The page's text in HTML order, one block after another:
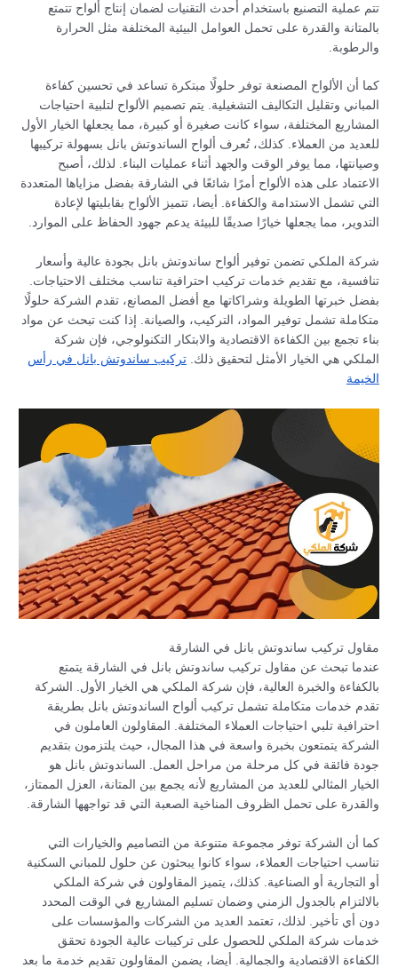
تتم عملية التصنيع باستخدام أحدث التقنيات لضمان إنتاج ألواح تتمتع
بالمتانة والقدرة على تحمل العوامل البيئية المختلفة مثل الحرارة
والرطوبة.
كما أن الألواح المصنعة توفر حلولًا مبتكرة تساعد في تحسين كفاءة
المباني وتقليل التكاليف التشغيلية. يتم تصميم الألواح لتلبية احتياجات
المشاريع المختلفة، سواء كانت صغيرة أو كبيرة، مما يجعلها الخيار الأول
للعديد من العملاء. كذلك، تُعرف ألواح الساندوتش بانل بسهولة تركيبها
وصيانتها، مما يوفر الوقت والجهد أثناء عمليات البناء. لذلك، أصبح
الاعتماد على هذه الألواح أمرًا شائعًا في الشارقة بفضل مزاياها المتعددة
التي تشمل الاستدامة والكفاءة. أيضا، تتميز الألواح بقابليتها لإعادة
التدوير، مما يجعلها خيارًا صديقًا للبيئة يدعم جهود الحفاظ على الموارد.
شركة الملكي تضمن توفير ألواح ساندوتش بانل بجودة عالية وأسعار
تنافسية، مع تقديم خدمات تركيب احترافية تناسب مختلف الاحتياجات.
بفضل خبرتها الطويلة وشراكاتها مع أفضل المصانع، تقدم الشركة حلولًا
متكاملة تشمل توفير المواد، التركيب، والصيانة. إذا كنت تبحث عن مواد
بناء تجمع بين الكفاءة الاقتصادية والابتكار التكنولوجي، فإن شركة
الملكي هي الخيار الأمثل لتحقيق ذلك.تركيب ساندوتش بانل في رأس
الخيمة
مقاول تركيب ساندوتش بانل في الشارقة
عندما تبحث عن مقاول تركيب ساندوتش بانل في الشارقة يتمتع
بالكفاءة والخبرة العالية، فإن شركة الملكي هي الخيار الأول. الشركة
تقدم خدمات متكاملة تشمل تركيب ألواح الساندوتش بانل بطريقة
احترافية تلبي احتياجات العملاء المختلفة. المقاولون العاملون في
الشركة يتمتعون بخبرة واسعة في هذا المجال، حيث يلتزمون بتقديم
جودة فائقة في كل مرحلة من مراحل العمل. الساندوتش بانل هو
الخيار المثالي للعديد من المشاريع لأنه يجمع بين المتانة، العزل الممتاز،
والقدرة على تحمل الظروف المناخية الصعبة التي قد تواجهها الشارقة.
كما أن الشركة توفر مجموعة متنوعة من التصاميم والخيارات التي
تناسب احتياجات العملاء، سواء كانوا يبحثون عن حلول للمباني السكنية
أو التجارية أو الصناعية. كذلك، يتميز المقاولون في شركة الملكي
بالالتزام بالجدول الزمني وضمان تسليم المشاريع في الوقت المحدد
دون أي تأخير. لذلك، تعتمد العديد من الشركات والمؤسسات على
خدمات شركة الملكي للحصول على تركيبات عالية الجودة تحقق
الكفاءة الاقتصادية والجمالية. أيضا، يضمن المقاولون تقديم خدمة ما بعد